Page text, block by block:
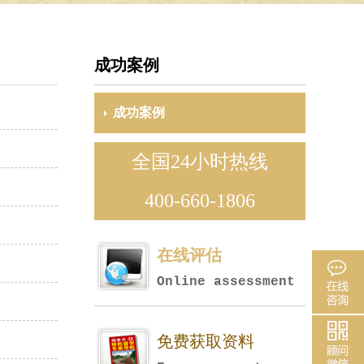
成功案例
成功案例
全国24小时热线
400-660-1806
在线评估
Online assessment
免费获取资料